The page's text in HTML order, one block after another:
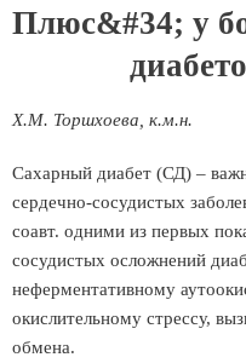
Плюс&#34; у
Х.М. Торшхоева, к.м.н.
Сахарный диабет (СД) –
сердечно-сосудистых
соавт. одними из первых
сосудистых осложнений
неферментативному
окислительному стрессу,
обмена.